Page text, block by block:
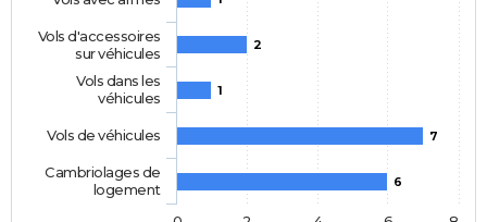
2
1
7
6
Vols d'accessoires
sur véhicules
Vols dans les
véhicules
Vols de véhicules
Cambriolages de
logement